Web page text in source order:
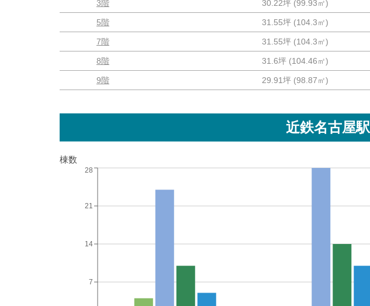
3階
30.22坪 (99.93㎡)
5階 31.55坪 (104.3㎡)
7階 31.55坪 (104.3㎡)
8階 31.6坪 (104.46㎡)
9階 29.91坪 (98.87㎡)
近鉄名古屋駅
棟数
7
14
21
28